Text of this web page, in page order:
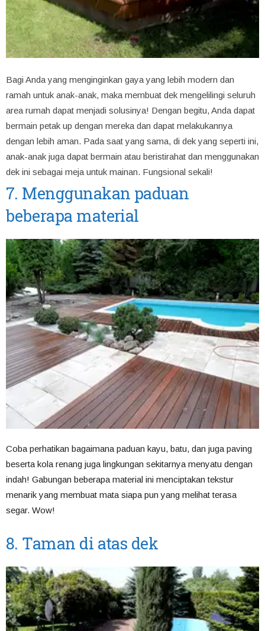
Bagi Anda yang menginginkan gaya yang lebih modern dan
ramah untuk anak-anak, maka membuat dek mengelilingi seluruh
area rumah dapat menjadi solusinya! Dengan begitu, Anda dapat
bermain petak up dengan mereka dan dapat melakukannya
dengan lebih aman. Pada saat yang sama, di dek yang seperti ini,
anak-anak juga dapat bermain atau beristirahat dan menggunakan
dek ini sebagai meja untuk mainan. Fungsional sekali!
7. Menggunakan paduan
beberapa material
Coba perhatikan bagaimana paduan kayu, batu, dan juga paving
beserta kola renang juga lingkungan sekitarnya menyatu dengan
indah! Gabungan beberapa material ini menciptakan tekstur
menarik yang membuat mata siapa pun yang melihat terasa
segar. Wow!
8. Taman di atas dek